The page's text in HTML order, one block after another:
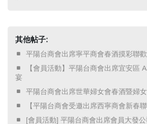
其他帖子:
平陽台商會出席寧平商會春酒摸彩聯歡
【會員活動】平陽台商會出席宜安區
宴 ​
平陽台商會出席世華婦女會春酒暨婦女
【平陽台商會受邀出席西寧商會新春聯
[會員活動] 平陽台商會出席會員大發